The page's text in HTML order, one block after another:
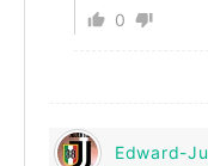
0
Edward-